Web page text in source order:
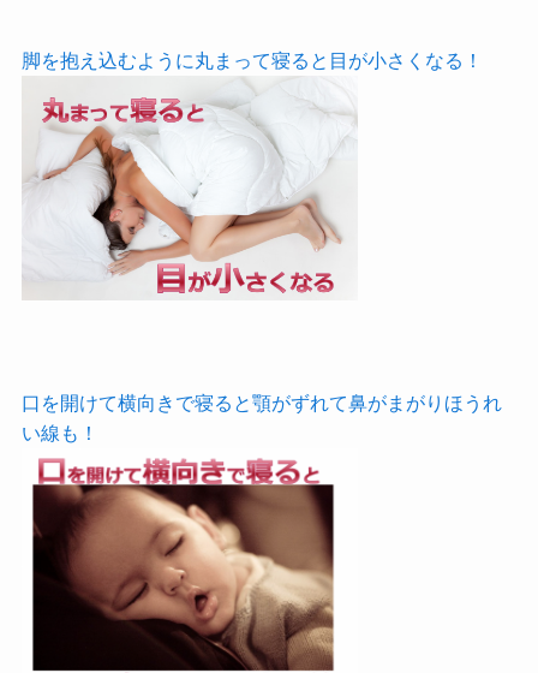
脚を抱え込むように丸まって寝ると目が小さくなる！
口を開けて横向きで寝ると顎がずれて鼻がまがりほうれ
い線も！